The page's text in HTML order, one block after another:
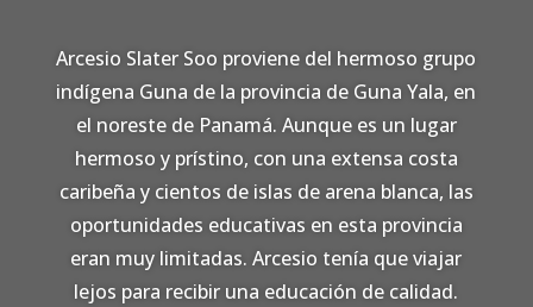
Arcesio Slater Soo proviene del hermoso grupo
indígena Guna de la provincia de Guna Yala, en
el noreste de Panamá. Aunque es un lugar
hermoso y prístino, con una extensa costa
caribeña y cientos de islas de arena blanca, las
oportunidades educativas en esta provincia
eran muy limitadas. Arcesio tenía que viajar
lejos para recibir una educación de calidad.